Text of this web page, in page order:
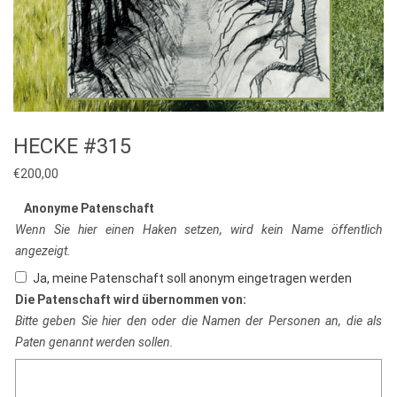
HECKE #315
€200,00
Anonyme Patenschaft
Wenn Sie hier einen Haken setzen, wird kein Name öffentlich
angezeigt.
Ja, meine Patenschaft soll anonym eingetragen werden
Die Patenschaft wird übernommen von:
Bitte geben Sie hier den oder die Namen der Personen an, die als
Paten genannt werden sollen.